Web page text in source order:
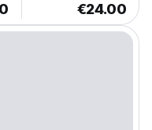
€24.00